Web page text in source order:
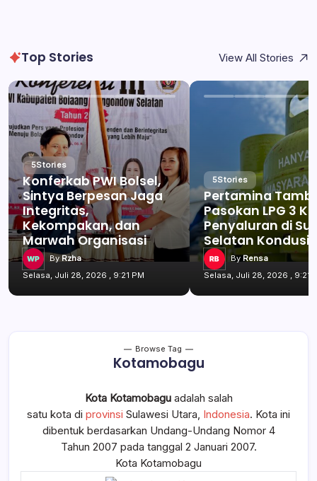
Top Stories View All Stories
5Stories
Konferkab PWI Bolsel,
Sintya Berpesan Jaga
Integritas,
Kekompakan, dan
Marwah Organisasi
By Rzha
Selasa, Juli 28, 2026 , 9:21 PM
5Stories
Pertamina
Pasokan LPG 3
Penyaluran di
Selatan Kondusif
By Rensa
Selasa, Juli 28, 2026 , 9:21
Browse Tag
Kotamobagu
Kota Kotamobaguadalah salah
satu kota di provinsi Sulawesi Utara, Indonesia. Kota ini
dibentuk berdasarkan Undang-Undang Nomor 4
Tahun 2007 pada tanggal 2 Januari 2007.
Kota Kotamobagu